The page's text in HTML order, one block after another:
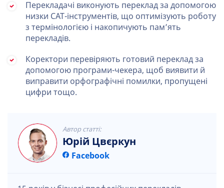
Перекладачі виконують переклад за допомогою
низки CAT-інструментів, що оптимізують роботу
з термінологією і накопичують пам’ять
перекладів.
Коректори перевіряють готовий переклад за
допомогою програми-чекера, щоб виявити й
виправити орфографічні помилки, пропущені
цифри тощо.
Автор статті:
Юрій Цвєркун
Facebook